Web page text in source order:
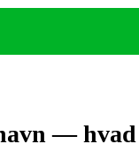
— hvad